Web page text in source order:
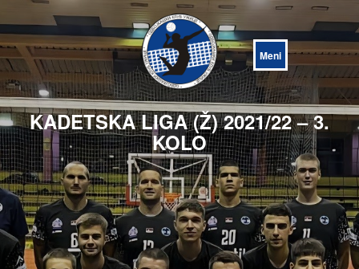
Open
Menu
KADETSKA LIGA (Ž) 2021/22 – 3.
KOLO